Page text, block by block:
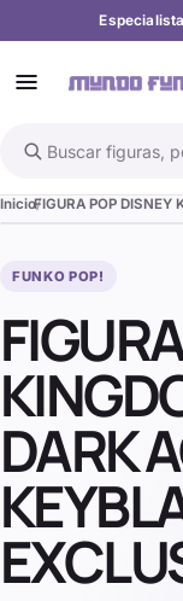
Buscar en el
InicioFIGURA POP DISNEY
FUNKO POP!
DARK